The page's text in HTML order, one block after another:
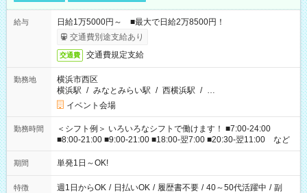
給与
日給1万5000円～ ■最大で日給2万8500円！
交通費別途支給あり
交通費 交通費規定支給
勤務地
横浜市西区
横浜駅 / みなとみらい駅 / 西横浜駅 / …
イベント会場
勤務時間
＜シフト例＞ いろいろなシフトで働けます！ ■7:00-24:00
■8:00-21:00 ■9:00-21:00 ■18:00-翌7:00 ■20:30-翌11:00 など
期間 単発1日～OK!
特徴 週1日からOK / 日払いOK / 履歴書不要 / 40～50代活躍中 / 副